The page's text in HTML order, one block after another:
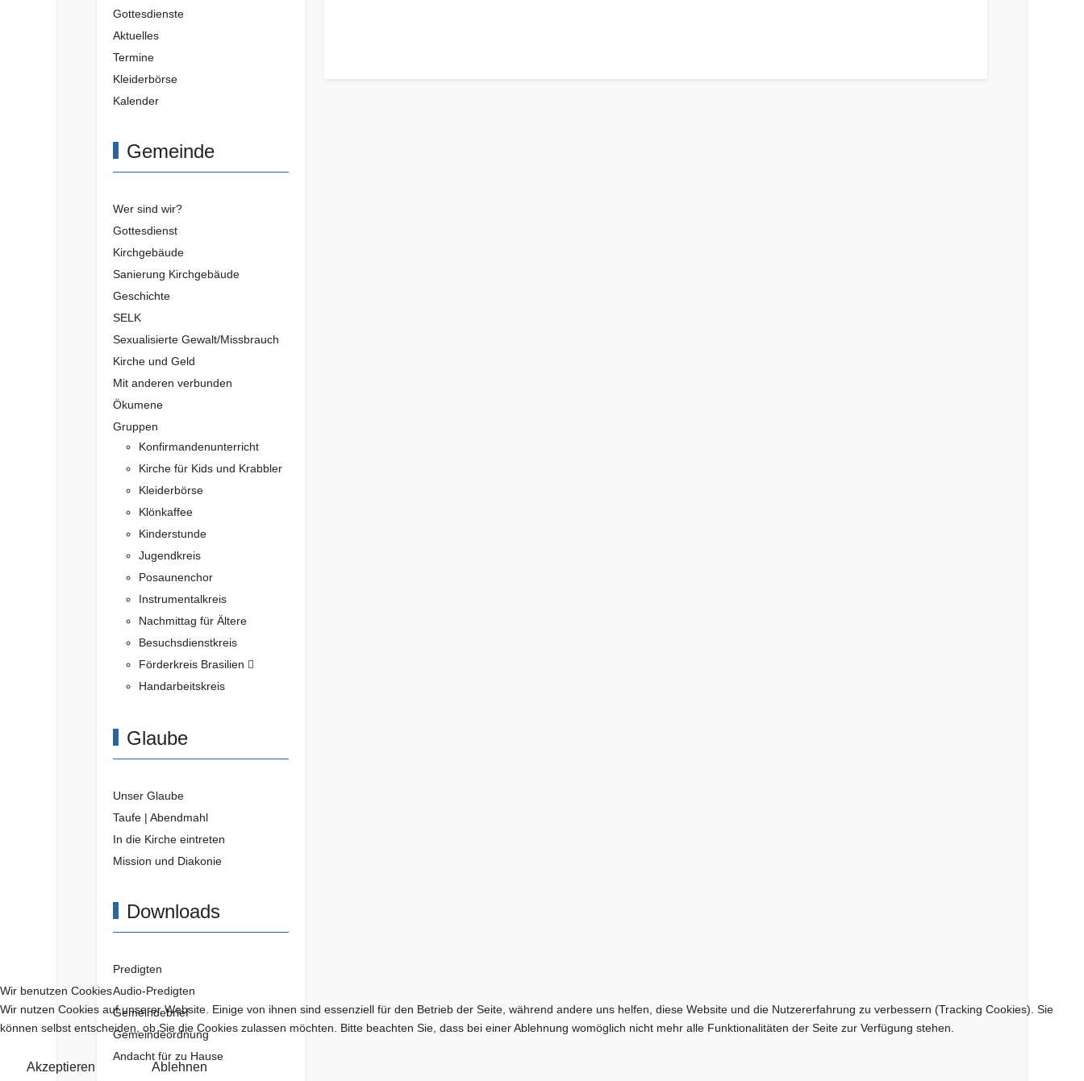
Gottesdienste
Aktuelles
Termine
Kleiderbörse
Kalender
Gemeinde
Wer sind wir?
Gottesdienst
Kirchgebäude
Sanierung Kirchgebäude
Geschichte
SELK
Sexualisierte Gewalt/Missbrauch
Kirche und Geld
Mit anderen verbunden
Ökumene
Gruppen
Konfirmandenunterricht
Kirche für Kids und Krabbler
Kleiderbörse
Klönkaffee
Kinderstunde
Jugendkreis
Posaunenchor
Instrumentalkreis
Nachmittag für Ältere
Besuchsdienstkreis
Förderkreis Brasilien
Handarbeitskreis
Glaube
Unser Glaube
Taufe | Abendmahl
In die Kirche eintreten
Mission und Diakonie
Downloads
Predigten
Audio-Predigten
Gemeindebrief
Gemeindeordnung
Andacht für zu Hause
Wir benutzen Cookies
Wir nutzen Cookies auf unserer Website. Einige von ihnen sind essenziell für den Betrieb der Seite, während andere uns helfen, diese Website und die Nutzererfahrung zu verbessern (Tracking Cookies). Sie
können selbst entscheiden, ob Sie die Cookies zulassen möchten. Bitte beachten Sie, dass bei einer Ablehnung womöglich nicht mehr alle Funktionalitäten der Seite zur Verfügung stehen.
Akzeptieren Ablehnen